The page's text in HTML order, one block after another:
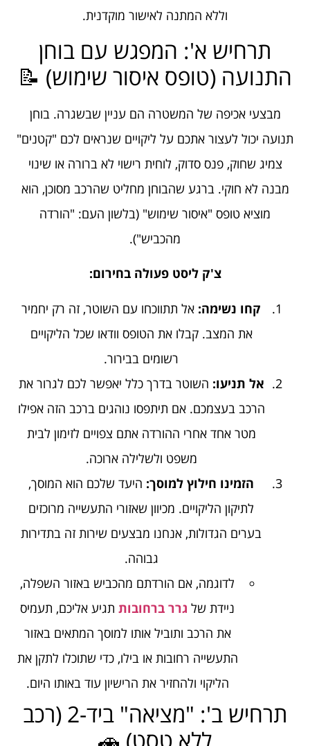
וללא המתנה לאישור מוקדנית.
תרחיש א': המפגש עם בוחן
התנועה (טופס איסור שימוש) 📝
מבצעי אכיפה של המשטרה הם עניין שבשגרה. בוחן
תנועה יכול לעצור אתכם על ליקויים שנראים לכם "קטנים"
צמיג שחוק, פנס סדוק, לוחית רישוי לא ברורה או שינוי
מבנה לא חוקי. ברגע שהבוחן מחליט שהרכב מסוכן, הוא
מוציא טופס "איסור שימוש" (בלשון העם: "הורדה
מהכביש").
צ'ק ליסט פעולה בחירום:
קחו נשימה: אל תתווכחו עם השוטר, זה רק יחמיר
את המצב. קבלו את הטופס וודאו שכל הליקויים
רשומים בבירור.
אל תניעו: השוטר בדרך כלל יאפשר לכם לגרור את
הרכב בעצמכם. אם תיתפסו נוהגים ברכב הזה אפילו
מטר אחד אחרי ההורדה אתם צפויים לזימון לבית
משפט ולשלילה ארוכה.
הזמינו חילוץ למוסך: היעד שלכם הוא המוסך,
לתיקון הליקויים. מכיוון שאזורי התעשייה מרוכזים
בערים הגדולות, אנחנו מבצעים שירות זה בתדירות
גבוהה.
לדוגמה, אם הורדתם מהכביש באזור השפלה,
ניידת של גרר ברחובות תגיע אליכם, תעמיס
את הרכב ותוביל אותו למוסך המתאים באזור
התעשייה רחובות או בילו, כדי שתוכלו לתקן את
הליקוי ולהחזיר את הרישיון עוד באותו היום.
תרחיש ב': "מציאה" ביד-2 (רכב
ללא טסט) 🚗